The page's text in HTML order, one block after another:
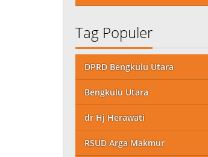
Tag Populer
DPRD Bengkulu Utara
Bengkulu Utara
dr Hj Herawati
RSUD Arga Makmur